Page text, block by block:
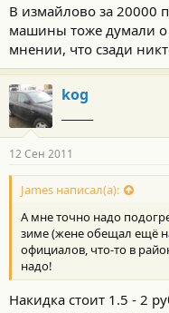
В измайлово за 20000
машины тоже думали о
мнении, что сзади
kog
12 Сен 2011
James написал(а):
А мне точно надо
зиме (жене обещал ещё
официалов, что-то в
надо!
Накидка стоит 1.5 - 2